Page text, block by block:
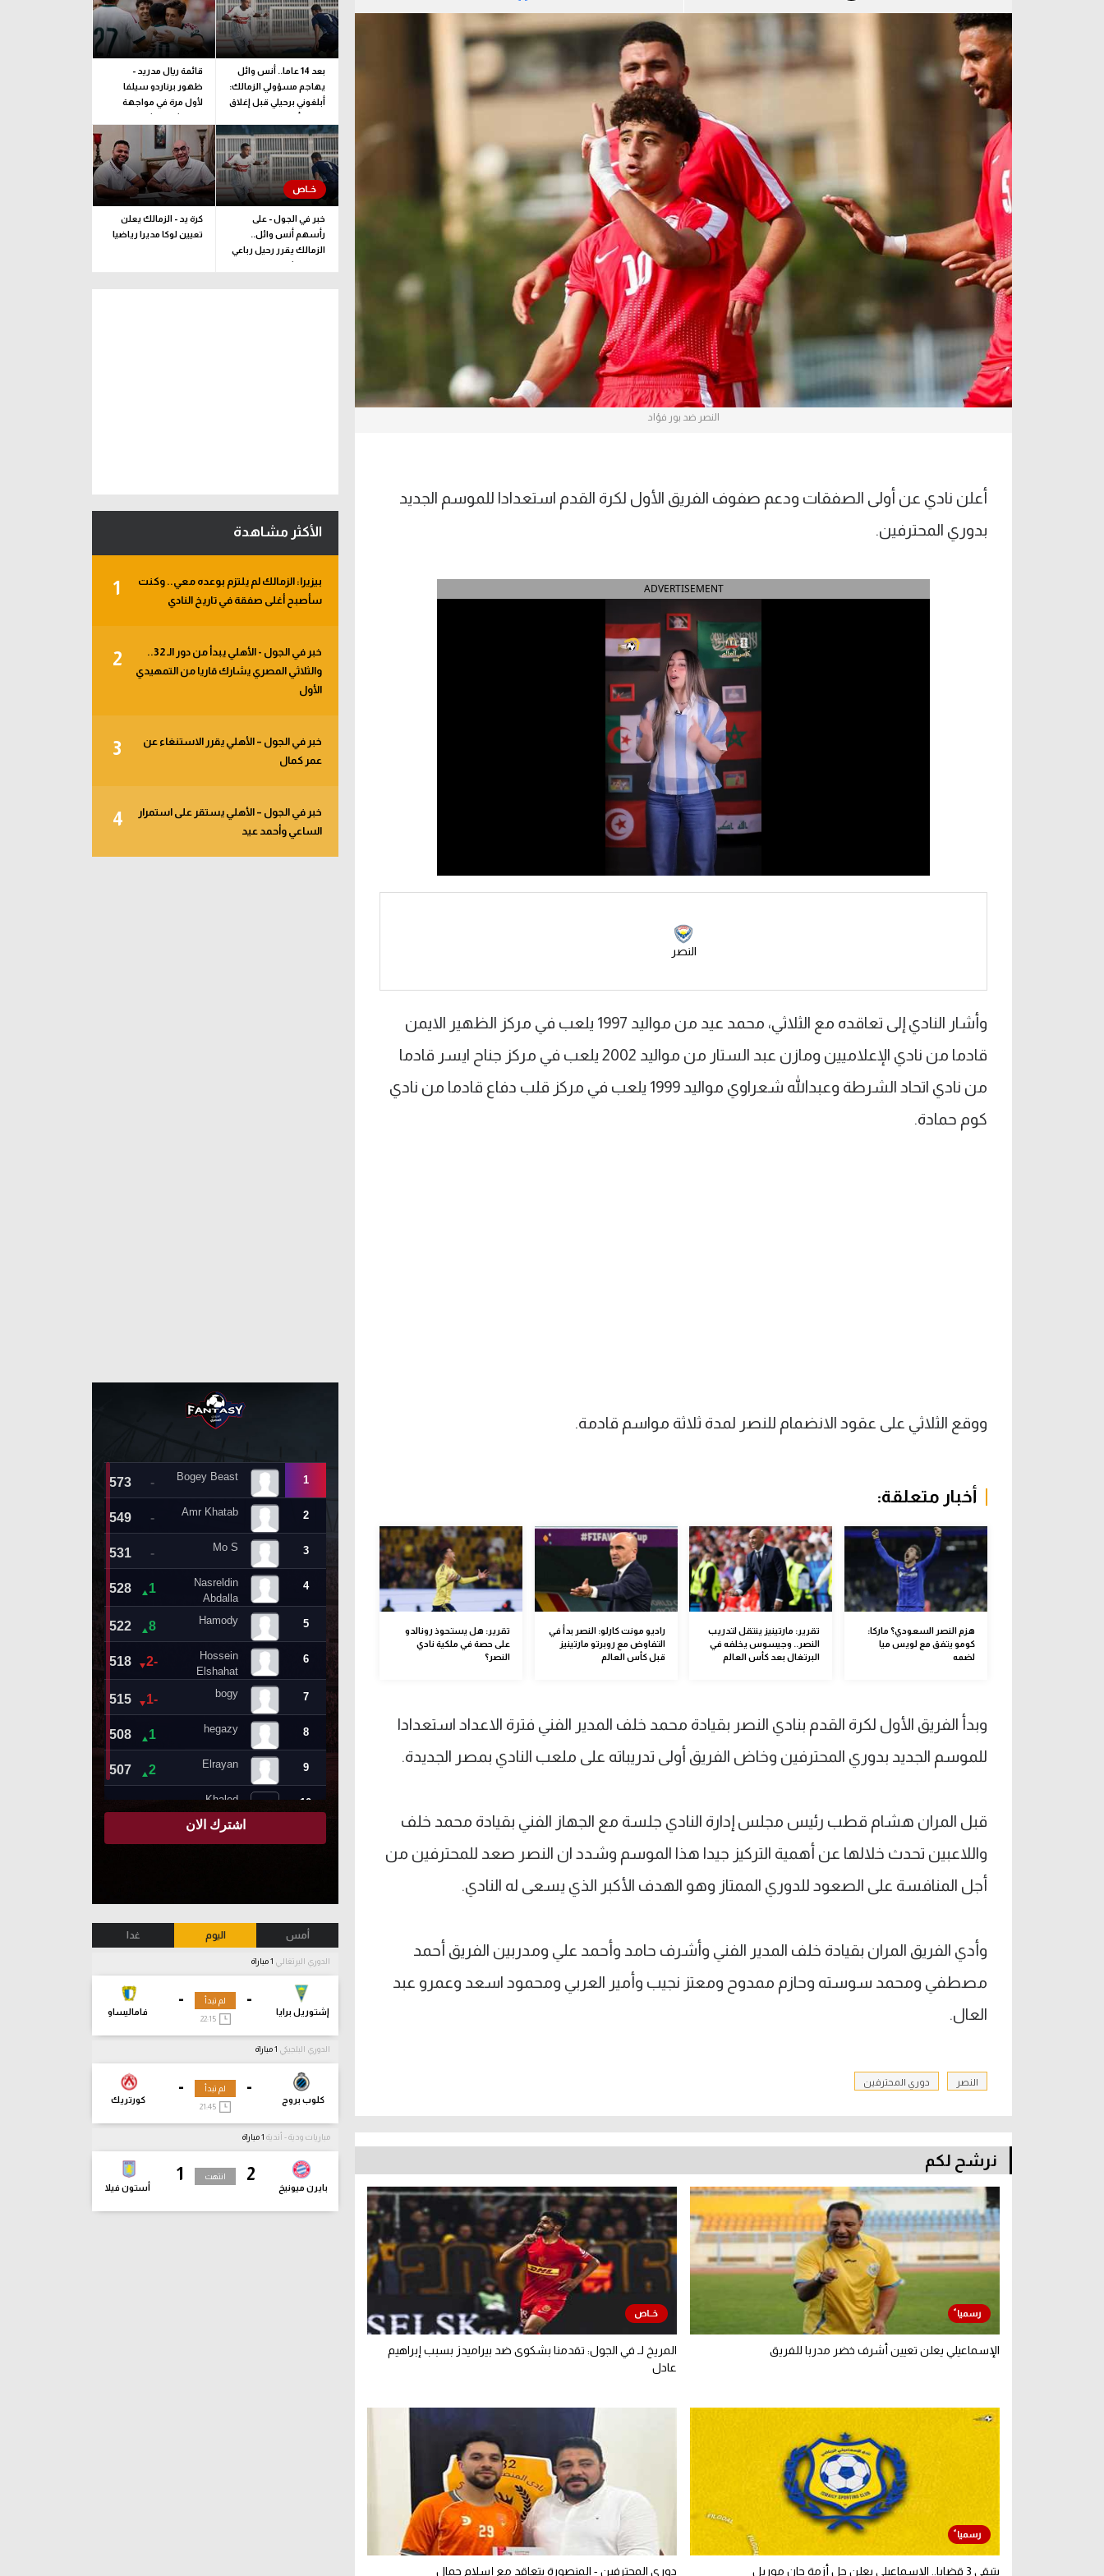
الدوري السعودي للمحترفين
دوري أبطال أوروبا
دوري أبطال إفريقيا
كل البطولات
دوري أبطال أوروبا
رياضات أخرى
آسيا
النصر ضد بور فؤاد
أعلن نادي عن أولى الصفقات ودعم صفوف الفريق الأول لكرة القدم استعدادا للموسم الجديد
بدوري المحترفين.
ADVERTISEMENT
النصر
وأشار النادي إلى تعاقده مع الثلاثي، محمد عيد من مواليد 1997 يلعب في مركز الظهير الايمن
قادما من نادي الإعلاميين ومازن عبد الستار من مواليد 2002 يلعب في مركز جناح ايسر قادما
من نادي اتحاد الشرطة وعبدالله شعراوي مواليد 1999 يلعب في مركز قلب دفاع قادما من نادي
كوم حمادة.
ووقع الثلاثي على عقود الانضمام للنصر لمدة ثلاثة مواسم قادمة.
أخبار متعلقة:
هزم النصر السعودي؟ ماركا:
كومو يتفق مع لويس ميا
لضمه
تقرير: مارتينيز ينتقل لتدريب
النصر.. وجيسوس يخلفه في
البرتغال بعد كأس العالم
راديو مونت كارلو: النصر بدأ في
التفاوض مع روبرتو مارتينيز
قبل كأس العالم
تقرير: هل يستحوذ رونالدو
على حصة في ملكية نادي
النصر؟
وبدأ الفريق الأول لكرة القدم بنادي النصر بقيادة محمد خلف المدير الفني فترة الاعداد استعدادا
للموسم الجديد بدوري المحترفين وخاض الفريق أولى تدريباته على ملعب النادي بمصر الجديدة.
قبل المران هشام قطب رئيس مجلس إدارة النادي جلسة مع الجهاز الفني بقيادة محمد خلف
واللاعبين تحدث خلالها عن أهمية التركيز جيدا هذا الموسم وشدد ان النصر صعد للمحترفين من
أجل المنافسة على الصعود للدوري الممتاز وهو الهدف الأكبر الذي يسعى له النادي.
وأدي الفريق المران بقيادة خلف المدير الفني وأشرف حامد وأحمد علي ومدربين الفريق أحمد
مصطفي ومحمد سوسته وحازم ممدوح ومعتز نجيب وأمير العربي ومحمود اسعد وعمرو عبد
العال.
النصر دوري المحترفين
نرشح لكم
الإسماعيلي يعلن تعيين أشرف خضر مدربا للفريق
المريخ لـ في الجول: تقدمنا بشكوى ضد بيراميدز بسبب إبراهيم
عادل
يتبقى 3 قضايا.. الإسماعيلي يعلن حل أزمة جان موريل دوري المحترفين - المنصورة يتعاقد مع إسلام جمال
بعد 14 عاما.. أنس وائل
يهاجم مسؤولي الزمالك:
أبلغوني برحيلي قبل إغلاق
القيد بأيام
قائمة ريال مدريد -
ظهور برناردو سيلفا
لأول مرة في مواجهة
فرينتشفاروشي
خبر في الجول - على
رأسهم أنس وائل..
الزمالك يقرر رحيل رباعي
فريق الشباب
كرة يد - الزمالك يعلن
تعيين لوكا مديرا رياضيا
الأكثر مشاهدة
1
بيزيرا: الزمالك لم يلتزم بوعده معي.. وكنت
سأصبح أغلى صفقة في تاريخ النادي
2
خبر في الجول - الأهلي يبدأ من دور الـ 32..
والثلاثي المصري يشارك قاريا من التمهيدي
الأول
3
خبر في الجول – الأهلي يقرر الاستنغاء عن
عمر كمال
4
خبر في الجول – الأهلي يستقر على استمرار
الساعي وأحمد عيد
أمس اليوم غدا
الدوري البرتغالي
-
إشتوريل برايا
-
فاماليساو
لم تبدأ
22:15
الدوري البلجيكي
-
كلوب بروج
-
كورتريك
لم تبدأ
مباريات ودية - أندية
2
بايرن ميونيخ
1
أستون فيلا
انتهت